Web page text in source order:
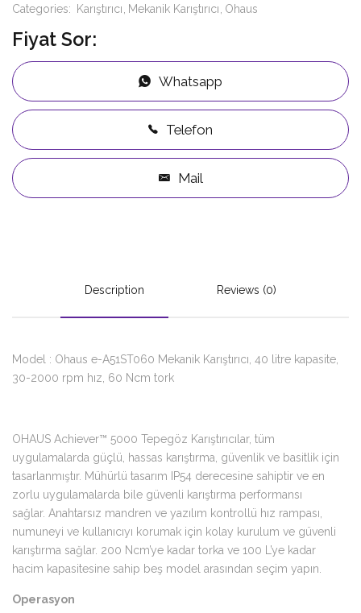
Categories: Karıştırıcı Mekanik Karıştırıcı Ohaus
Fiyat Sor:
Whatsapp
Telefon
Mail
Description Reviews (0)
Model : Ohaus e-A51ST060 Mekanik Karıştırıcı, 40 litre kapasite,
30-2000 rpm hız, 60 Ncm tork
OHAUS Achiever™ 5000 Tepegöz Karıştırıcılar, tüm
uygulamalarda güçlü, hassas karıştırma, güvenlik ve basitlik için
tasarlanmıştır. Mühürlü tasarım IP54 derecesine sahiptir ve en
zorlu uygulamalarda bile güvenli karıştırma performansı
sağlar. Anahtarsız mandren ve yazılım kontrollü hız rampası,
numuneyi ve kullanıcıyı korumak için kolay kurulum ve güvenli
karıştırma sağlar. 200 Ncm’ye kadar torka ve 100 L’ye kadar
hacim kapasitesine sahip beş model arasından seçim yapın.
Operasyon